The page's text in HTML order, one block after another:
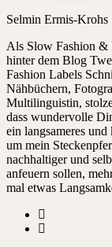
Selmin Ermis-Krohs
Als Slow Fashion &
hinter dem Blog
Fashion Labels
Nähbüchern,
Multilinguistin,
dass wundervolle
ein langsameres
um mein
nachhaltiger und
anfeuern sollen,
mal etwas